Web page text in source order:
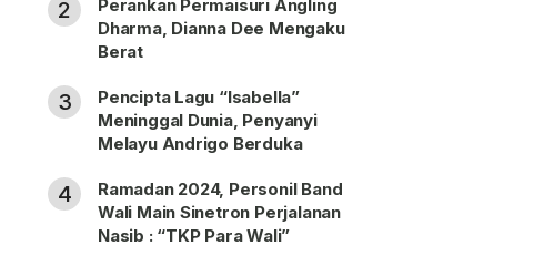
2
Perankan Permaisuri Angling
Dharma, Dianna Dee Mengaku
Berat
3
Pencipta Lagu “Isabella”
Meninggal Dunia, Penyanyi
Melayu Andrigo Berduka
4
Ramadan 2024, Personil Band
Wali Main Sinetron Perjalanan
Nasib : “TKP Para Wali”